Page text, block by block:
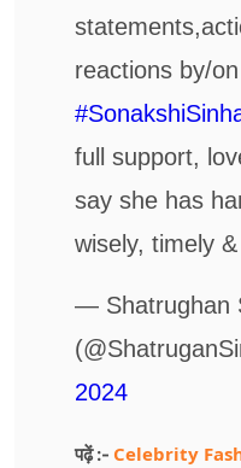
reactions by/
full support,
say she has
wisely, timely
— Shatrughan
2024
पढ़ें :- Celebrity